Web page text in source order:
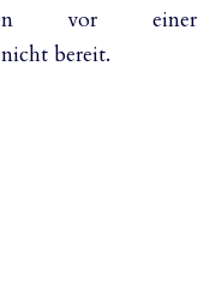
vor einer
bereit.